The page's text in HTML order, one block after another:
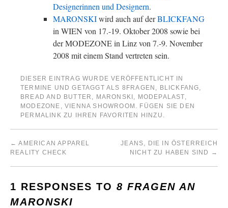
Designerinnen und Designern.
MARONSKIwird auch auf derBLICKFANG
in WIEN von 17.-19. Oktober 2008 sowie bei
der MODEZONE in Linz von 7.-9. November
2008 mit einem Stand vertreten sein.
DIESER EINTRAG WURDE VERÖFFENTLICHT IN
TERMINE UND GETAGGT ALS 8FRAGEN BLICKFANG
BREAD AND BUTTER
MARONSKI MODEPALAST
MODEZONE
,VIENNA SHOWROOM
. FÜGEN SIE DEN
PERMALINK ZU IHREN FAVORITEN HINZU.
← AMERICAN APPAREL
REALITY CHECK
JEANS, DIE IN ÖSTERREICH
NICHT ZU HABEN SIND
→
1 RESPONSES TO 8 FRAGEN AN
MARONSKI